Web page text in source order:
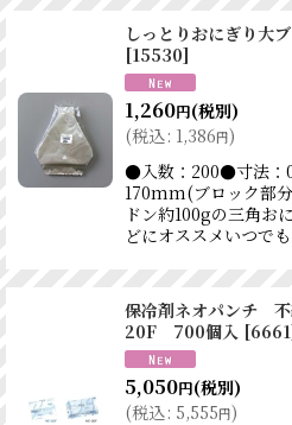
しっとりおにぎり大
[15530]
1,260円(税別)
(税込: 1,386円)
●入数：200●寸法
170mm(ブロック部
ドン約100gの三角お
どにオススメいつで
保冷剤ネオパンチ
20F 700個入 [6661
5,050円(税別)
(税込: 5,555円)